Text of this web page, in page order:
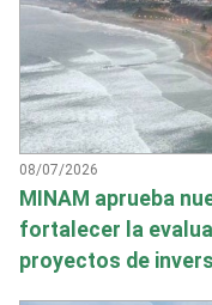
08/07/2026
MINAM aprueba
fortalecer la
proyectos de